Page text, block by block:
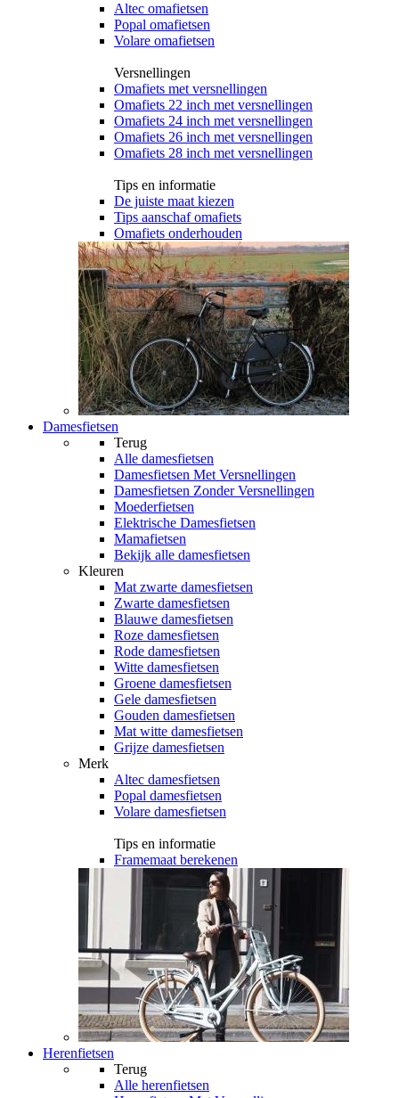
Altec omafietsen
Popal omafietsen
Volare omafietsen
Versnellingen
Omafiets met versnellingen
Omafiets 22 inch met versnellingen
Omafiets 24 inch met versnellingen
Omafiets 26 inch met versnellingen
Omafiets 28 inch met versnellingen
Tips en informatie
De juiste maat kiezen
Tips aanschaf omafiets
Omafiets onderhouden
Damesfietsen
Terug
Alle damesfietsen
Damesfietsen Met Versnellingen
Damesfietsen Zonder Versnellingen
Moederfietsen
Elektrische Damesfietsen
Mamafietsen
Bekijk alle damesfietsen
Kleuren
Mat zwarte damesfietsen
Zwarte damesfietsen
Blauwe damesfietsen
Roze damesfietsen
Rode damesfietsen
Witte damesfietsen
Groene damesfietsen
Gele damesfietsen
Gouden damesfietsen
Mat witte damesfietsen
Grijze damesfietsen
Merk
Altec damesfietsen
Popal damesfietsen
Volare damesfietsen
Tips en informatie
Framemaat berekenen
Herenfietsen
Terug
Alle herenfietsen